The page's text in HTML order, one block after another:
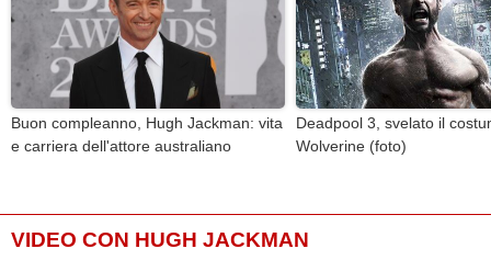
Buon compleanno, Hugh Jackman: vita
e carriera dell'attore australiano
Deadpool 3, svelato il
Wolverine (foto)
VIDEO CON HUGH JACKMAN